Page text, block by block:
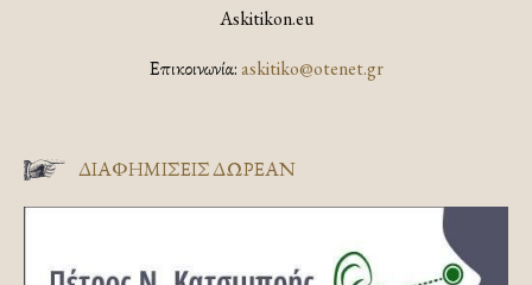
Askitikon.eu
Επικοινωνία:askitiko@otenet.gr
ΔΙΑΦΗΜΊΣΕΙΣ ΔΩΡΕΆΝ